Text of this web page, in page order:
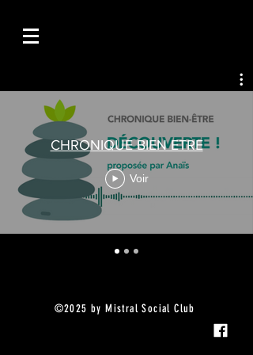
CHRONIQUE BIEN ETRE
Voir
©2025 by Mistral Social Club